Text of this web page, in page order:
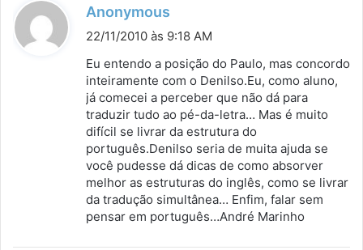
Anonymous
i
s
e
:
22/11/2010 às 9:18 AM
Eu entendo a posição do Paulo, mas concordo
inteiramente com o Denilso.Eu, como aluno,
já comecei a perceber que não dá para
traduzir tudo ao pé-da-letra… Mas é muito
difícil se livrar da estrutura do
português.Denilso seria de muita ajuda se
você pudesse dá dicas de como absorver
melhor as estruturas do inglês, como se livrar
da tradução simultânea… Enfim, falar sem
pensar em português…André Marinho